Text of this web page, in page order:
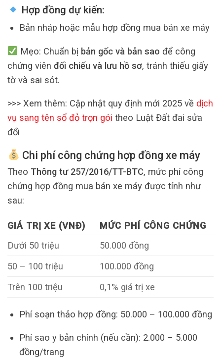
Hợp đồng dự kiến:
Bản nháp hoặc mẫu hợp đồng mua bán xe máy
Mẹo: Chuẩn bị bản gốc và bản sao để công
chứng viên đối chiếu và lưu hồ sơ, tránh thiếu giấy
tờ và sai sót.
>>> Xem thêm: Cập nhật quy định mới 2025 về dịch
vụ sang tên sổ đỏ trọn gói theo Luật Đất đai sửa
đổi
Chi phí công chứng hợp đồng xe máy
Theo Thông tư 257/2016/TT-BTC, mức phí công
chứng hợp đồng mua bán xe máy được tính như
sau:
GIÁ TRỊ XE (VNĐ)
MỨC PHÍ CÔNG CHỨNG
Dưới 50 triệu
50.000 đồng
50 – 100 triệu
100.000 đồng
Trên 100 triệu
0,1% giá trị xe
Phí soạn thảo hợp đồng: 50.000 – 100.000 đồng
Phí sao y bản chính (nếu cần): 2.000 – 5.000
đồng/trang